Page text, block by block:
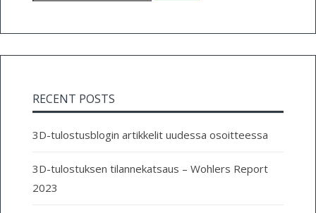
RECENT POSTS
3D-tulostusblogin artikkelit uudessa osoitteessa
3D-tulostuksen tilannekatsaus – Wohlers Report
2023